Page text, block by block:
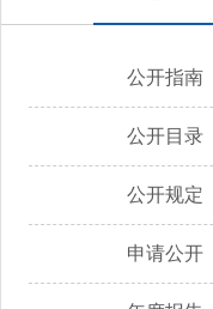
公开指南
公开目录
公开规定
申请公开